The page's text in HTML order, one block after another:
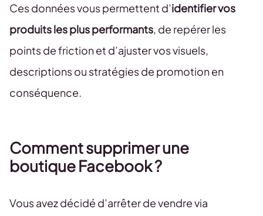
Ces données vous permettent d’identifier vos
produits les plus performants, de repérer les
points de friction et d’ajuster vos visuels,
descriptions ou stratégies de promotion en
conséquence.
Comment supprimer une
boutique Facebook ?
Vous avez décidé d’arrêter de vendre via